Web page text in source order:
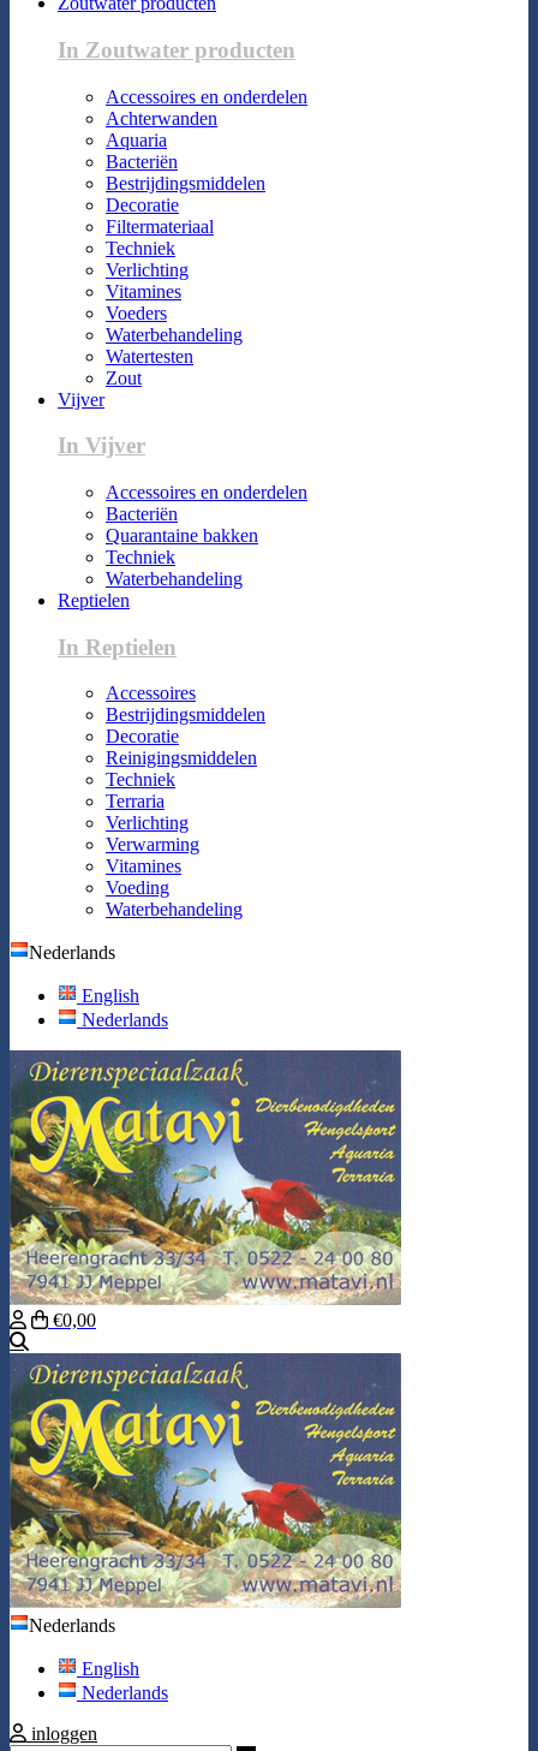
In Zoutwater producten
Accessoires en onderdelen
Achterwanden
Aquaria
Bacteriën
Bestrijdingsmiddelen
Decoratie
Filtermateriaal
Techniek
Verlichting
Vitamines
Voeders
Waterbehandeling
Watertesten
Zout
Vijver
In Vijver
Accessoires en onderdelen
Bacteriën
Quarantaine bakken
Techniek
Waterbehandeling
Reptielen
In Reptielen
Accessoires
Bestrijdingsmiddelen
Decoratie
Reinigingsmiddelen
Techniek
Terraria
Verlichting
Verwarming
Vitamines
Voeding
Waterbehandeling
Nederlands
English
Nederlands
€0,00
Nederlands
English
Nederlands
inloggen